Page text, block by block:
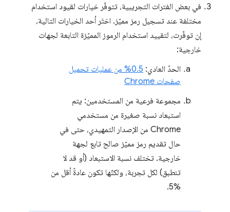
في بعض الفترات التجريبية، تتوفّر خيارات لقيود استخدام
مختلفة عند تسجيل رمز مميّز. اختَر أحد الخيارات التالية،
إن توفّرت، لتقييد استخدام الرموز المميّزة التابعة لجهات
خارجية:
الحدّ العادي:
0.5% من عمليات تحميل
صفحات Chrome
مجموعة فرعية من المستخدمين: يتم
استبعاد نسبة صغيرة من مستخدمي
Chrome من الإصدار التمهيدي، حتى في
حال تقديم رمز مميّز صالح تابع لجهة
خارجية. تختلف نسبة الاستبعاد (أو قد لا
تنطبق) لكل تجربة، ولكنّها تكون عادةً أقل من
%5.